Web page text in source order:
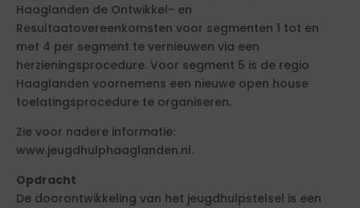
Haaglanden de Ontwikkel- en
Resultaatovereenkomsten voor segmenten 1 tot en
met 4 per segment te vernieuwen via een
herzieningsprocedure. Voor segment 5 is de regio
Haaglanden voornemens een nieuwe open house
toelatingsprocedure te organiseren.
Zie voor nadere informatie:
www.jeugdhulphaaglanden.nl.
Opdracht
De doorontwikkeling van het jeugdhulpstelsel is een